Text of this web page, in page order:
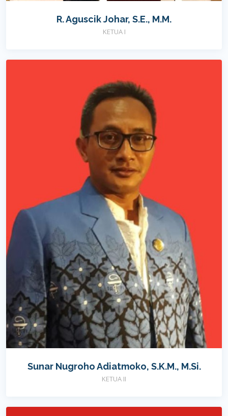
R. Aguscik Johar, S.E., M.M.
KETUA I
Sunar Nugroho Adiatmoko, S.K.M., M.Si.
KETUA II